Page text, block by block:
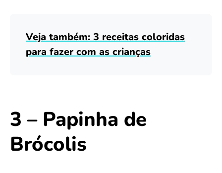
Veja também: 3 receitas coloridas
para fazer com as crianças
3 – Papinha de
Brócolis